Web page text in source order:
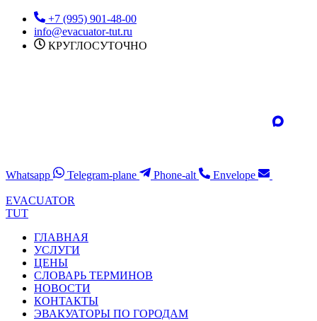
Перейти
содержимому
+7 (995) 901-48-00
info@evacuator-tut.ru
КРУГЛОСУТОЧНО
Whatsapp Telegram-plane Phone-alt Envelope
EVACUATOR
TUT
ГЛАВНАЯ
УСЛУГИ
ЦЕНЫ
СЛОВАРЬ ТЕРМИНОВ
НОВОСТИ
КОНТАКТЫ
ЭВАКУАТОРЫ ПО ГОРОДАМ